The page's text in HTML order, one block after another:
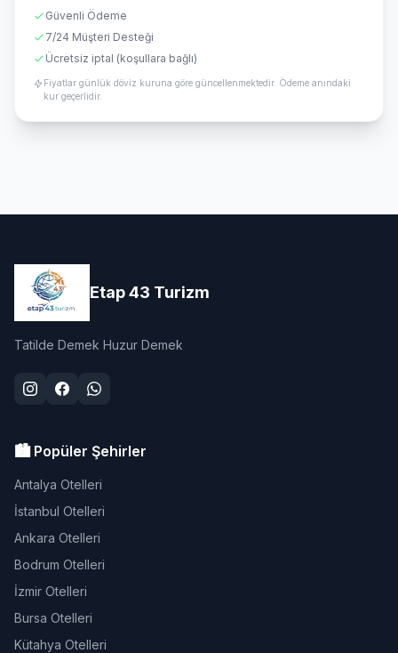
Güvenli Ödeme
7/24 Müşteri Desteği
Ücretsiz iptal (koşullara bağlı)
Fiyatlar günlük döviz kuruna göre güncellenmektedir. Ödeme anındaki
kur geçerlidir.
Etap 43 Turizm
Tatilde Demek Huzur Demek
🏙️ Popüler Şehirler
Antalya Otelleri
İstanbul Otelleri
Ankara Otelleri
Bodrum Otelleri
İzmir Otelleri
Bursa Otelleri
Kütahya Otelleri